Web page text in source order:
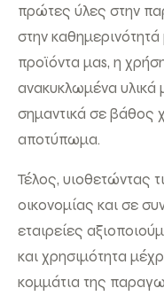
πρώτες ύλες στην
στην καθημερινότητά
προϊόντα μαs, η
ανακυκλωμένα υλικά
σημαντικά σε βάθος
αποτύπωμα.
Τέλος, υιοθετώντας
οικονομίας και σε
εταιρείες
και χρησιμότητα
κομμάτια της